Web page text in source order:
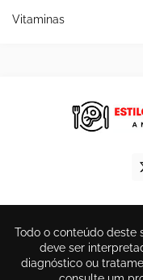
Vitaminas
Todo o conteúdo deste
deve ser
diagnóstico ou